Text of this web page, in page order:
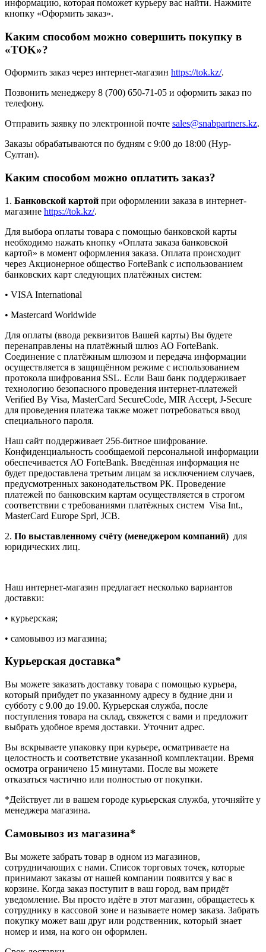
информацию, которая поможет курьеру вас найти. Нажмите
кнопку «Оформить заказ».
Каким способом можно совершить покупку в
«TOK»?
Оформить заказ через интернет-магазин https://tok.kz/.
Позвонить менеджеру 8 (700) 650-71-05 и оформить заказ по
телефону.
Отправить заявку по электронной почте sales@snabpartners.kz.
Заказы обрабатываются по будням с 9:00 до 18:00 (Нур-
Султан).
Каким способом можно оплатить заказ?
1. Банковской картой при оформлении заказа в интернет-
магазине https://tok.kz/.
Для выбора оплаты товара с помощью банковской карты
необходимо нажать кнопку «Оплата заказа банковской
картой» в момент оформления заказа. Оплата происходит
через Акционерное общество ForteBank с использованием
банковских карт следующих платёжных систем:
• VISA International
• Mastercard Worldwide
Для оплаты (ввода реквизитов Вашей карты) Вы будете
перенаправлены на платёжный шлюз АО ForteBank.
Соединение с платёжным шлюзом и передача информации
осуществляется в защищённом режиме с использованием
протокола шифрования SSL. Если Ваш банк поддерживает
технологию безопасного проведения интернет-платежей
Verified By Visa, MasterCard SecureCode, MIR Accept, J-Secure
для проведения платежа также может потребоваться ввод
специального пароля.
Наш сайт поддерживает 256-битное шифрование.
Конфиденциальность сообщаемой персональной информации
обеспечивается АО ForteBank. Введённая информация не
будет предоставлена третьим лицам за исключением случаев,
предусмотренных законодательством РК. Проведение
платежей по банковским картам осуществляется в строгом
соответствии с требованиями платёжных систем Visa Int.,
MasterCard Europe Sprl, JCB.
2. По выставленному счёту (менеджером компаний) для
юридических лиц.
Наш интернет-магазин предлагает несколько вариантов
доставки:
• курьерская;
• самовывоз из магазина;
Курьерская доставка*
Вы можете заказать доставку товара с помощью курьера,
который прибудет по указанному адресу в будние дни и
субботу с 9.00 до 19.00. Курьерская служба, после
поступления товара на склад, свяжется с вами и предложит
выбрать удобное время доставки. Уточнит адрес.
Вы вскрываете упаковку при курьере, осматриваете на
целостность и соответствие указанной комплектации. Время
осмотра ограничено 15 минутами. После вы можете
отказаться частично или полностью от покупки.
*Действует ли в вашем городе курьерская служба, уточняйте у
менеджера магазина.
Самовывоз из магазина*
Вы можете забрать товар в одном из магазинов,
сотрудничающих с нами. Список торговых точек, которые
принимают заказы от нашей компании появится у вас в
корзине. Когда заказ поступит в ваш город, вам придёт
уведомление. Вы просто идёте в этот магазин, обращаетесь к
сотруднику в кассовой зоне и называете номер заказа. Забрать
покупку может ваш друг или родственник, который знает
номер и имя, на кого он оформлен.